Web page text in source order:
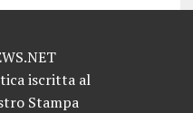
iscritta al
Stampa